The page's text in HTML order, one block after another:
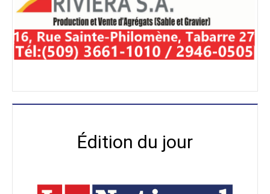
LES OLIGARQUES DONT LE SEUL BUT EST DE
FAIRE DE L'ARGENT. C'est cela la vérité. Et
BWA KALE AU MACOUTO-GNBIS HENRI D.
BAPTISTE.
Édition du jour